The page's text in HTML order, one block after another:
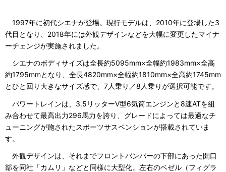
1997年に初代シエナが登場。現行モデルは、2010年に登場した3
代目となり、2018年には外観デザインなどを大幅に変更したマイナ
ーチェンジが実施されました。
シエナのボディサイズは全長約5095mm×全幅約1983mm×全高
約1795mmとなり、全長4820mm×全幅約1810mm×全高約1745mm
とひと回り大きなサイズ感で、7人乗り／8人乗りが選択可能です。
パワートレインは、3.5リッターV型6気筒エンジンと8速ATを組
み合わせて最高出力296馬力を誇り、グレードによっては最適なチ
ューニングが施されたスポーツサスペンションが搭載されていま
す。
外観デザインは、それまでフロントバンパーの下部にあった開口
部を同社「カムリ」などと同様に大型化。左右のベゼル（フィグラ